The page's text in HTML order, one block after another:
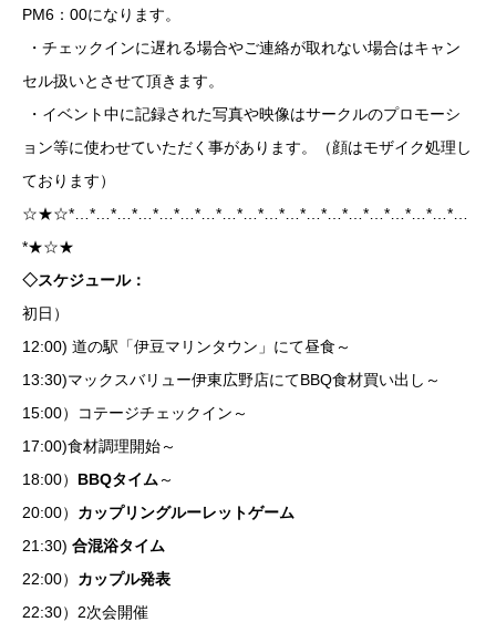
PM6：00になります。
・チェックインに遅れる場合やご連絡が取れない場合はキャン
セル扱いとさせて頂きます。
・イベント中に記録された写真や映像はサークルのプロモーシ
ョン等に使わせていただく事があります。（顔はモザイク処理し
ております）
☆★☆*…*…*…*…*…*…*…*…*…*…*…*…*…*…*…*…*…*…*…
*★☆★
◇スケジュール：
初日）
12:00) 道の駅「伊豆マリンタウン」にて昼食～
13:30)マックスバリュー伊東広野店にてBBQ食材買い出し～
15:00）コテージチェックイン～
17:00)食材調理開始～
18:00） BBQタイム ～
20:00） カップリングルーレットゲーム
21:30) 合混浴タイム
22:00） カップル発表
22:30）2次会開催